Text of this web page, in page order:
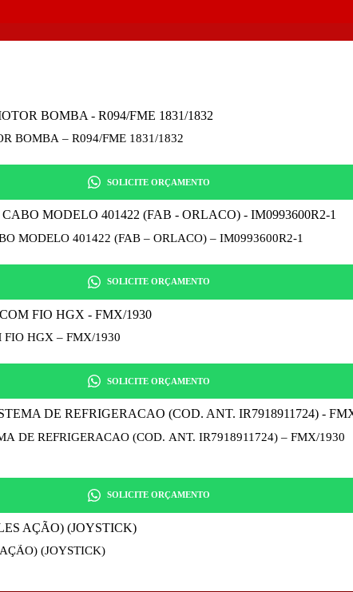
BOMBA – R094/FME 1831/1832
SOLICITE ORÇAMENTO
5.3.008.00007_KIT CAMERA COM CABO MODELO 401422 (FAB – ORLACO) – IM0993600R2-1
SOLICITE ORÇAMENTO
HGX – FMX/1930
SOLICITE ORÇAMENTO
DE REFRIGERACAO (COD. ANT. IR7918911724) – FMX/1930
SOLICITE ORÇAMENTO
(JOYSTICK)